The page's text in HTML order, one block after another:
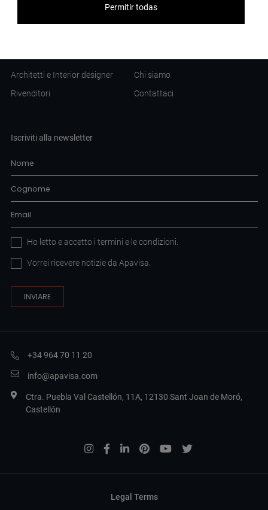
Università di Bergen
Catalogo
Architetti e Interior designer
Rivenditori
Chi siamo
Contattaci
Iscriviti alla newsletter
Ho letto e accetto i termini e le condizioni
Vorrei ricevere notizie da Apavisa.
+34 964 70 11 20
info@apavisa.com
Ctra. Puebla Val Castellón, 11A, 12130 Sant Joan de Moró,
Castellón
Legal Terms
Permitir todas